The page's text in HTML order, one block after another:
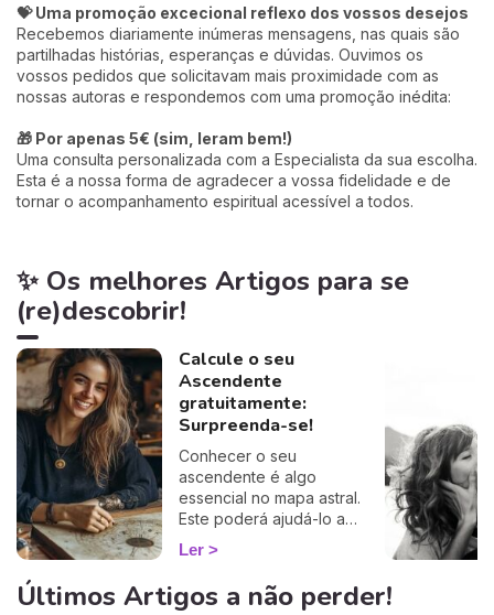
💝 Uma promoção excecional reflexo dos vossos desejos
Recebemos diariamente inúmeras mensagens, nas quais são
partilhadas histórias, esperanças e dúvidas. Ouvimos os
vossos pedidos que solicitavam mais proximidade com as
nossas autoras e respondemos com uma promoção inédita:
🎁 Por apenas 5€ (sim, leram bem!)
Uma consulta personalizada com a Especialista da sua escolha.
Esta é a nossa forma de agradecer a vossa fidelidade e de
tornar o acompanhamento espiritual acessível a todos.
✨ Os melhores Artigos para se
(re)descobrir!
Calcule o seu
Ascendente
gratuitamente:
Surpreenda-se!
Conhecer o seu
ascendente é algo
essencial no mapa astral.
Este poderá ajudá-lo a
compreender o porquê de
alguns comportamentos e
que imagem transmite aos
outros… Calcule o seu
Ler
Últimos Artigos a não perder!